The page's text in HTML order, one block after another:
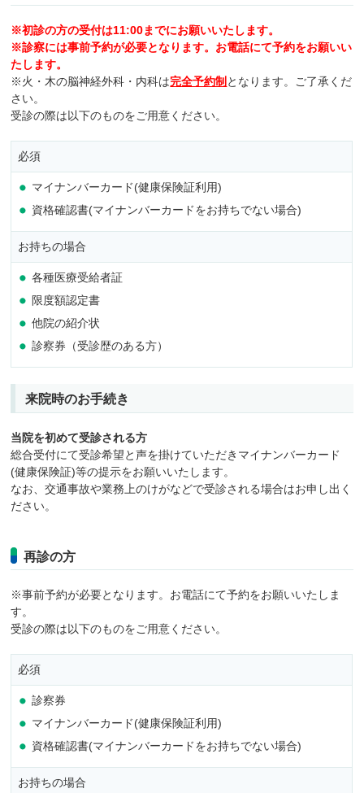
※初診の方の受付は11:00までにお願いいたします。
※診察には事前予約が必要となります。お電話にて予約をお願いい
たします。
※火・木の脳神経外科・内科は完全予約制 となります。ご了承くだ
さい。
受診の際は以下のものをご用意ください。
必須
マイナンバーカード(健康保険証利用)
資格確認書(マイナンバーカードをお持ちでない場合)
お持ちの場合
各種医療受給者証
限度額認定書
他院の紹介状
診察券（受診歴のある方）
来院時のお手続き
当院を初めて受診される方
総合受付にて受診希望と声を掛けていただきマイナンバーカード
(健康保険証)等の提示をお願いいたします。
なお、交通事故や業務上のけがなどで受診される場合はお申し出く
ださい。
再診の方
※事前予約が必要となります。お電話にて予約をお願いいたしま
す。
受診の際は以下のものをご用意ください。
必須
診察券
マイナンバーカード(健康保険証利用)
資格確認書(マイナンバーカードをお持ちでない場合)
お持ちの場合